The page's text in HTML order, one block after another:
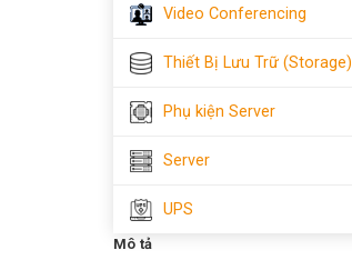
Video Conferencing
Thiết Bị Lưu Trữ (Storage)
Phụ kiện Server
Server
UPS
Mô tả